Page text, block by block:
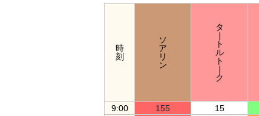
時
刻
ソ
ア
リ
ン
タ
｜
ト
ル
ト
｜
ク
9:00
155 15